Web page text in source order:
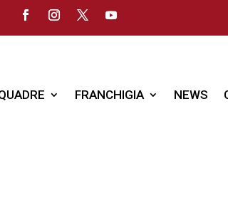
FRANCHIGIA NEWS